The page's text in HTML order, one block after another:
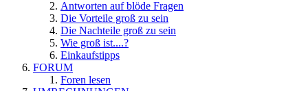
Antworten auf blöde Fragen
Die Vorteile groß zu sein
Die Nachteile groß zu sein
Wie groß ist....?
Einkaufstipps
FORUM
Foren lesen